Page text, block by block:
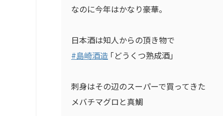
なのに今年はかなり豪華。
日本酒は知人からの頂き物で
#島崎酒造 ｢どうくつ熟成酒｣
刺身はその辺のスーパーで買ってきた
メバチマグロと真鯛